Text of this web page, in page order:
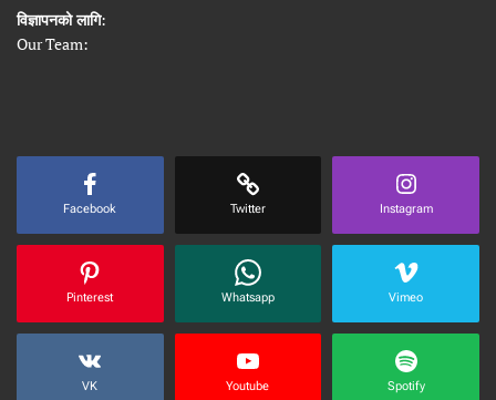
विज्ञापनको लागि:
Our Team:
Facebook Twitter Instagram
Pinterest Whatsapp Vimeo
VK Youtube Spotify